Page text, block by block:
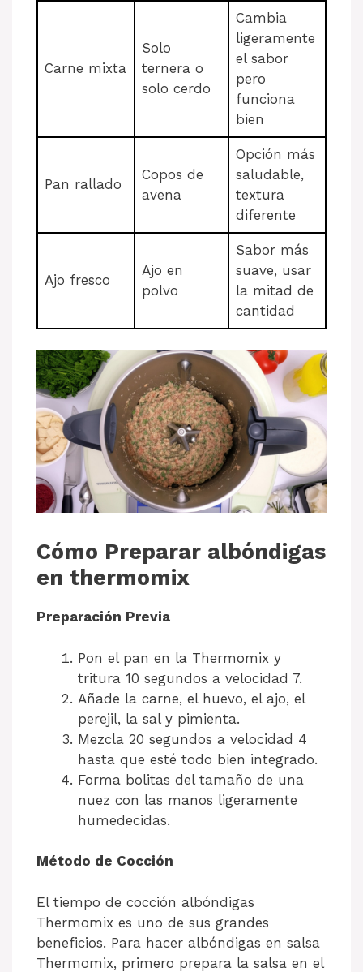
Carne mixta
Solo
ternera o
solo cerdo
Cambia
ligeramente
el sabor
pero
funciona
bien
Pan rallado
Copos de
avena
Opción más
saludable,
textura
diferente
Ajo fresco
Ajo en
polvo
Sabor más
suave, usar
la mitad de
cantidad
Cómo Preparar albóndigas
en thermomix
Preparación Previa
Pon el pan en la Thermomix y
tritura 10 segundos a velocidad 7.
Añade la carne, el huevo, el ajo, el
perejil, la sal y pimienta.
Mezcla 20 segundos a velocidad 4
hasta que esté todo bien integrado.
Forma bolitas del tamaño de una
nuez con las manos ligeramente
humedecidas.
Método de Cocción
El tiempo de cocción albóndigas
Thermomix es uno de sus grandes
beneficios. Para hacer albóndigas en salsa
Thermomix, primero prepara la salsa en el